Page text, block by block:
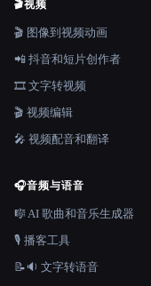
🎬视频
🎬 图像到视频动画
📲 抖音和短片创作者
🎞️ 文字转视频
🎬 视频编辑
🎤 视频配音和翻译
🎧音频与语音
🎼 AI 歌曲和音乐生成器
🎙️ 播客工具
📝🔉 文字转语音